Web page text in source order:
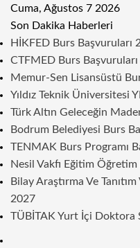
Cuma, Ağustos 7 2026
Son Dakika Haberleri
HİKFED Burs Başvuruları
CTFMED Burs
Memur-Sen Lisansüstü
Yıldız Teknik Üniversitesi
Türk Altın Geleceğin
Bodrum Belediyesi Burs
TENMAK Burs Programı
Nesil Vakfı Eğitim
Bilay Araştırma Ve
2027
TÜBİTAK Yurt İçi Doktora